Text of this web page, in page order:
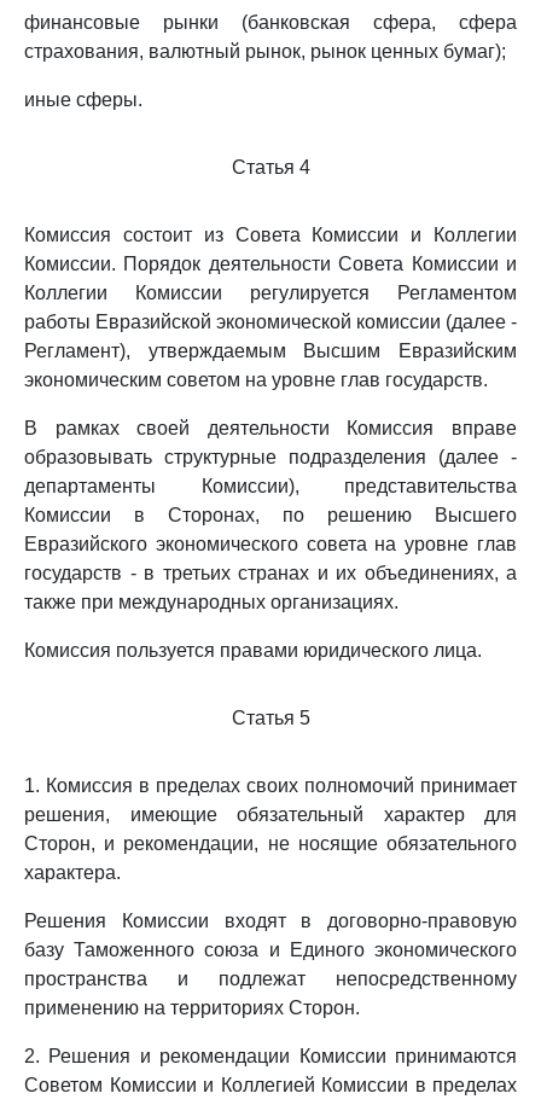
финансовые рынки (банковская сфера, сфера
страхования, валютный рынок, рынок ценных бумаг);
иные сферы.
Статья 4
Комиссия состоит из Совета Комиссии и Коллегии
Комиссии. Порядок деятельности Совета Комиссии и
Коллегии Комиссии регулируется Регламентом
работы Евразийской экономической комиссии (далее -
Регламент), утверждаемым Высшим Евразийским
экономическим советом на уровне глав государств.
В рамках своей деятельности Комиссия вправе
образовывать структурные подразделения (далее -
департаменты Комиссии), представительства
Комиссии в Сторонах, по решению Высшего
Евразийского экономического совета на уровне глав
государств - в третьих странах и их объединениях, а
также при международных организациях.
Комиссия пользуется правами юридического лица.
Статья 5
1. Комиссия в пределах своих полномочий принимает
решения, имеющие обязательный характер для
Сторон, и рекомендации, не носящие обязательного
характера.
Решения Комиссии входят в договорно-правовую
базу Таможенного союза и Единого экономического
пространства и подлежат непосредственному
применению на территориях Сторон.
2. Решения и рекомендации Комиссии принимаются
Советом Комиссии и Коллегией Комиссии в пределах